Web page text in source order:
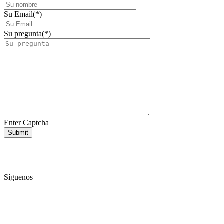
Su Email(*)
Su pregunta(*)
Enter Captcha
Síguenos